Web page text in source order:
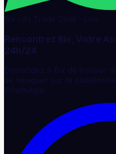
Bix · AI Trade Desk · Live
Rencontrez Bix, Votre
24h/24
Demandez à Bix de trouver
de naviguer sur la
WhatsApp.